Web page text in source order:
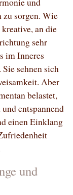
zu sorgen. Wie
an die
sehr
im Inneres
sehnen sich
Aber
belastet,
entspannend
einen Einklang
und